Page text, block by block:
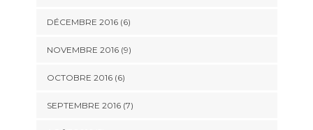
DÉCEMBRE 2016 (6)
NOVEMBRE 2016 (9)
OCTOBRE 2016 (6)
SEPTEMBRE 2016 (7)